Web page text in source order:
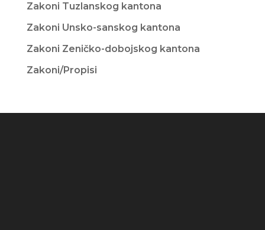
Zakoni Tuzlanskog kantona
Zakoni Unsko-sanskog kantona
Zakoni Zeničko-dobojskog kantona
Zakoni/Propisi